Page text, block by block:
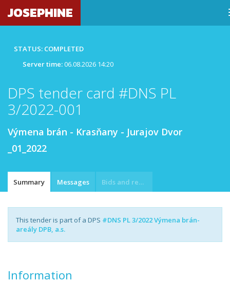
JOSEPHINE
STATUS: COMPLETED
Server time:06.08.2026 14:20
DPS tender card #DNS PL
3/2022-001
Výmena brán - Krasňany - Jurajov Dvor
_01_2022
Summary Messages Bids and requests
This tender is part of a DPS #DNS PL 3/2022 Výmena brán-
areály DPB, a.s.
Information